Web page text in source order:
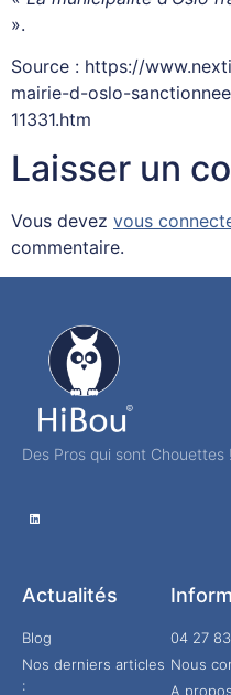
».
Source : https://
mairie-d-oslo-
11331.htm
Laisser un
Vous devez vous
commentaire.
Des Pros qui sont Chouettes !
Actualités
Blog
Nos derniers articles
:
04 27
Nous
A propos